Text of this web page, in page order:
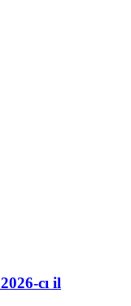
cı il